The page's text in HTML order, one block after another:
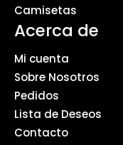
Camisetas
Acerca de
Mi cuenta
Sobre Nosotros
Pedidos
Lista de Deseos
Contacto